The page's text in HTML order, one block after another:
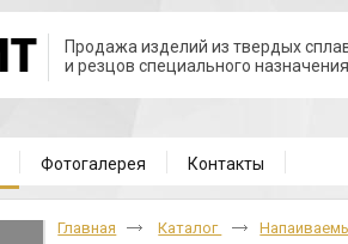
Продажа изделий из твердых
и резцов специального назначения
Фотогалерея Контакты
Главная Каталог